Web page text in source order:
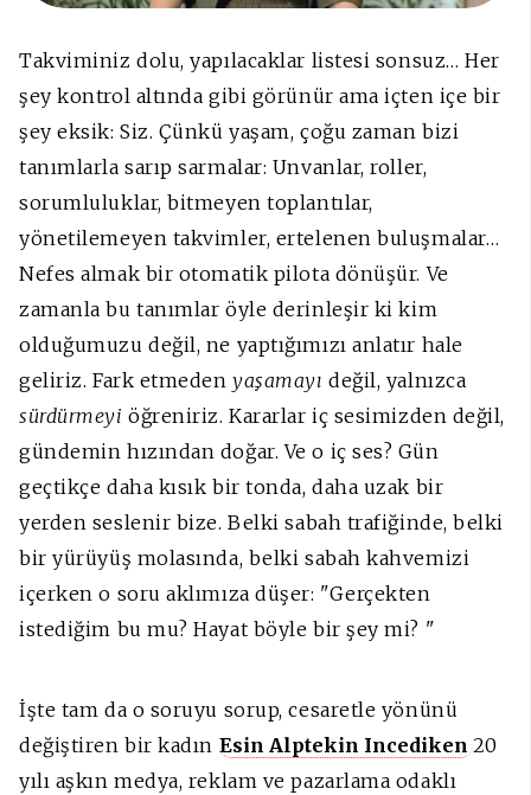
Takviminiz dolu, yapılacaklar listesi sonsuz… Her
şey kontrol altında gibi görünür ama içten içe bir
şey eksik:Siz. Çünkü yaşam, çoğu zaman bizi
tanımlarla sarıp sarmalar: Unvanlar, roller,
sorumluluklar, bitmeyen toplantılar,
yönetilemeyen takvimler, ertelenen buluşmalar…
Nefes almak bir otomatik pilota dönüşür. Ve
zamanla bu tanımlar öyle derinleşir ki kim
olduğumuzu değil, ne yaptığımızı anlatır hale
geliriz. Fark etmedenyaşamayı değil, yalnızca
sürdürmeyi öğreniriz. Kararlar iç sesimizden değil,
gündemin hızından doğar. Ve o iç ses? Gün
geçtikçe daha kısık bir tonda, daha uzak bir
yerden seslenir bize. Belki sabah trafiğinde, belki
bir yürüyüş molasında, belki sabah kahvemizi
içerken o soru aklımıza düşer: "Gerçekten
istediğim bu mu? Hayat böyle bir şey mi? "
İşte tam da o soruyu sorup, cesaretle yönünü
değiştiren bir kadın Esin Alptekin Incediken20
yılı aşkın medya, reklam ve pazarlama odaklı